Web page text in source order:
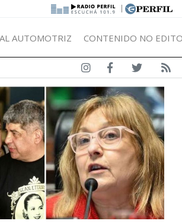
|
AUTOMOTRIZ CONTENIDO NO